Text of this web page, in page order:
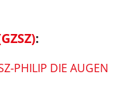
:
PHILIP DIE AUGEN